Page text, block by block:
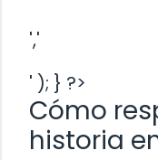
','
' ); } ?>
Cómo
historia